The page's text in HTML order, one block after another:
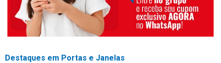
Destaques em Portas e Janelas